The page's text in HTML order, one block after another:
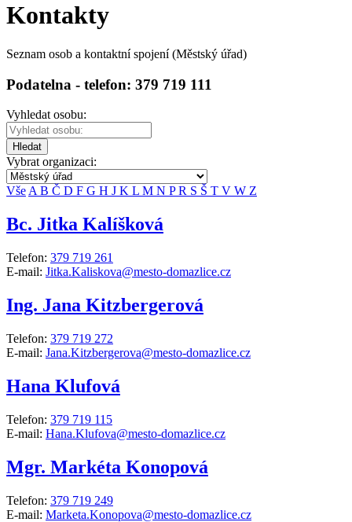
Kontakty
Seznam osob a kontaktní spojení (Městský úřad)
Podatelna - telefon: 379 719 111
Vyhledat osobu:
Hledat
Vybrat organizaci:
Vše A B Č D F G H J K L M N PR S Š T V W Z
Bc. Jitka Kalíšková
Telefon: 379 719 261
E-mail: Jitka.Kaliskova@mesto-domazlice.cz
Ing. Jana Kitzbergerová
Telefon: 379 719 272
E-mail: Jana.Kitzbergerova@mesto-domazlice.cz
Hana Klufová
Telefon: 379 719 115
E-mail: Hana.Klufova@mesto-domazlice.cz
Mgr. Markéta Konopová
Telefon: 379 719 249
E-mail: Marketa.Konopova@mesto-domazlice.cz